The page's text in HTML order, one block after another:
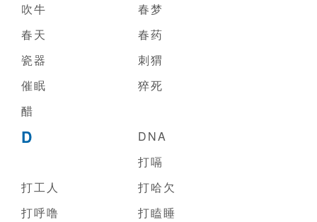
吹牛
春梦
春天
春药
瓷器
刺猬
催眠
猝死
醋
D
DNA
打嗝
打工人
打哈欠
打呼噜
打瞌睡